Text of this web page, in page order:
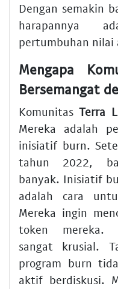
Dengan semakin
harapannya
pertumbuhan nilai
Mengapa
Bersemangat
KomunitasTerra
Mereka adalah
inisiatif burn.
tahun 2022,
banyak. Inisiatif
adalah cara
Mereka ingin
token mereka.
sangat krusial.
program burn
aktif berdiskusi.